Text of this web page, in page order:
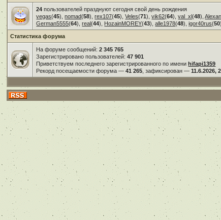
24 пользователей празднуют сегодня свой день рождения
vegas(45),nomad(58),rex107(45),Veles(71),vik62(64),val_xl(48),
German5555(64),real(44), HozainMOREY(43),alle1978(48),igor40rus(50
Статистика форума
На форуме сообщений:2 345 765
Зарегистрировано пользователей:47 901
Приветствуем последнего зарегистрированного по имениhifapi1359
Рекорд посещаемости форума —41 265 , зафиксирован —11.6.2026,